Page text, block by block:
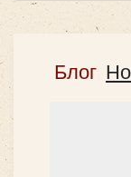
Блог